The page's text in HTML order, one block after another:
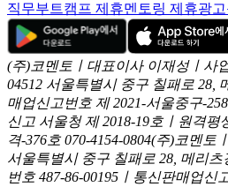
직무부트캠프 제휴멘토링 제휴광고
(주)코멘토ㅣ대표이사 이재성ㅣ사
04512 서울특별시 중구 칠패로 28,
매업신고번호 제 2021-서울중구-
신고 서울청 제 2018-19호ㅣ원격평
격-376호 070-4154-0804(주)코멘토
서울특별시 중구 칠패로 28, 메리츠
번호 487-86-00195ㅣ통신판매업신